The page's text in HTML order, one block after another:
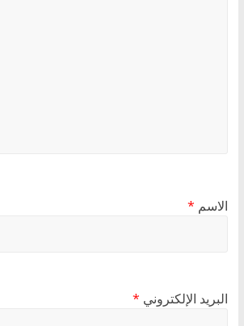
الاسم *
البريد الإلكتروني *